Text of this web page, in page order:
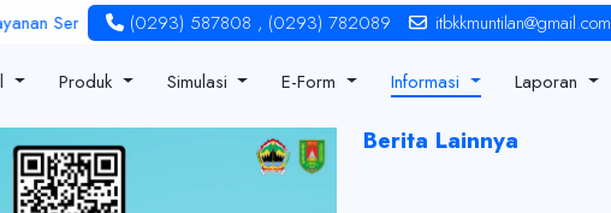
Senin - Jum'at : 08.00 - 16.00 | LPS Rate : 6 %
(0293) 587808 , (0293) 782089 itbkkmuntilan@gmail.com
Produk Simulasi E-Form Informasi Laporan
Berita Lainnya